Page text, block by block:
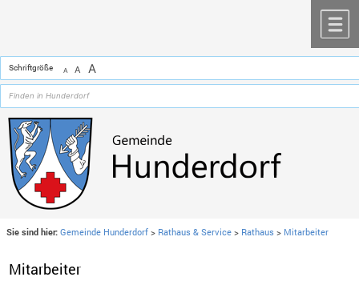
Schriftgröße A A A
Sie sind hier: Gemeinde Hunderdorf > Rathaus & Service > Rathaus > Mitarbeiter
Mitarbeiter